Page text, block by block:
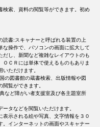
検索、資料の閲覧等ができます。初め
読書:スキャナーと呼ばれる装置の上
な操作で、パソコンの画面に拡大して
し、新聞など複雑なレイアウトのも
ＣＲには単体で使えるものもありま
ただけます。
の図書館の蔵書検索、出版情報や図
覧ができます。
など障がい者支援室及び各主題室所
タなどを閲覧いただけます。
示される絵や写真、文字情報を３０
。インターネットの画面やスキャナー